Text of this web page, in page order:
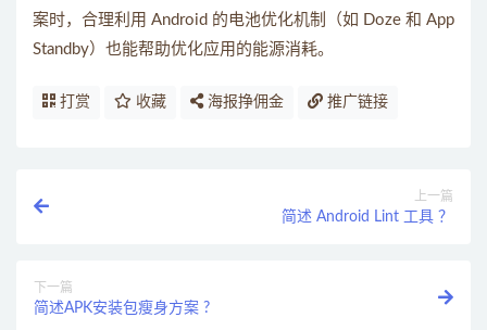
案时，合理利用 Android 的电池优化机制（如 Doze 和 App
Standby）也能帮助优化应用的能源消耗。
打赏 收藏 海报挣佣金 推广链接
上一篇
简述 Android Lint 工具 ？
下一篇
简述APK安装包瘦身方案 ?